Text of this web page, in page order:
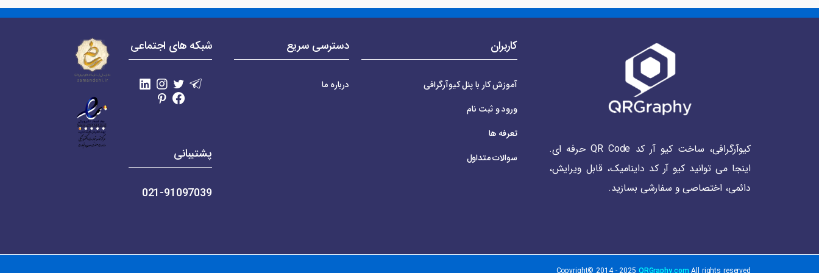
کیوآرگرافی، ساخت کیو آر کد QR Code حرفه ای.
اینجا می توانید کیو آر کد داینامیک، قابل ویرایش،
دائمی، اختصاصی و سفارشی بسازید.
کاربران
آموزش کار با پنل کیوآرگرافی
ورود و ثبت نام
تعرفه ها
سوالات متداول
دسترسی سریع
درباره ما
شبکه های اجتماعی
پشتیبانی
021-91097039